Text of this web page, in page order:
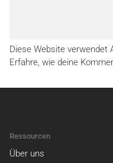
Diese Website verwendet
Erfahre, wie deine
Ressourcen
Über uns